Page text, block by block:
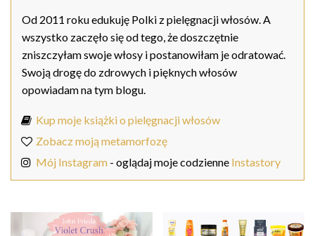
Od 2011 roku edukuję Polki z pielęgnacji włosów. A
wszystko zaczęło się od tego, że doszczętnie
zniszczyłam swoje włosy i postanowiłam je odratować.
Swoją drogę do zdrowych i pięknych włosów
opowiadam na tym blogu.
Kup moje książki o pielęgnacji włosów
Zobacz moją metamorfozę
Mój Instagram - oglądaj moje codzienne Instastory